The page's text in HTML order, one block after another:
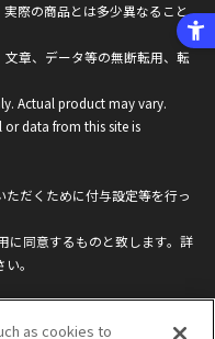
際の商品とは多少異なること
章、データ等の無断転用、転
Actual product may vary.
data from this site is
だくために付与設定等を行っ
同意するものと致します。詳
。
as cookies to